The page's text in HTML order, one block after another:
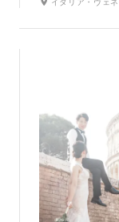
ケーション撮影